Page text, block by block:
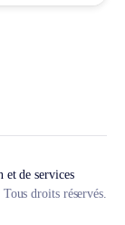
et de services
droits réservés.